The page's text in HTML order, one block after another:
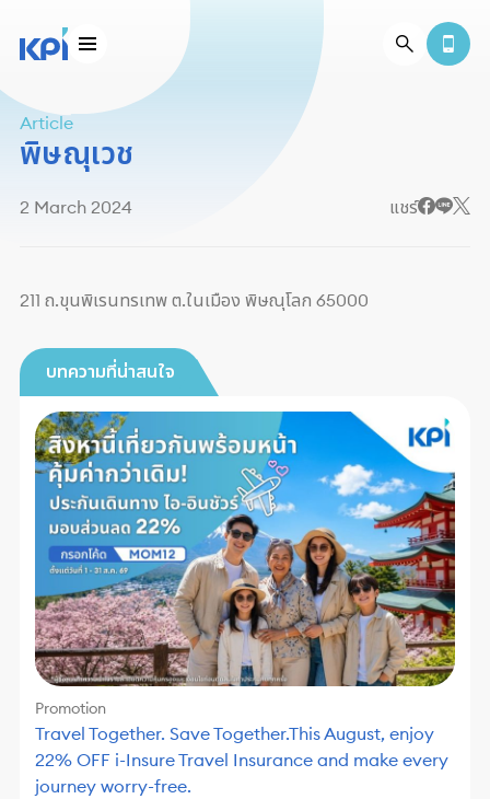
Article
พิษณุเวช
2 March 2024 แชร์
211 ถ.ขุนพิเรนทรเทพ ต.ในเมือง พิษณุโลก 65000
บทความที่น่าสนใจ
Promotion
Travel Together. Save Together.This August, enjoy
22% OFF i-Insure Travel Insurance and make every
journey worry-free.